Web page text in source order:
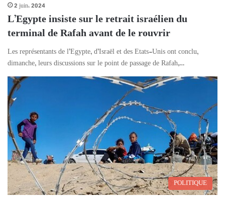
2 juin، 2024
L’Egypte insiste sur le retrait israélien du
terminal de Rafah avant de le rouvrir
Les représentants de l’Egypte, d’Israël et des Etats-Unis ont conclu,
dimanche, leurs discussions sur le point de passage de Rafah,…
POLITIQUE